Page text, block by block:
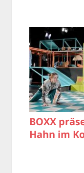
BOXX
Hahn im